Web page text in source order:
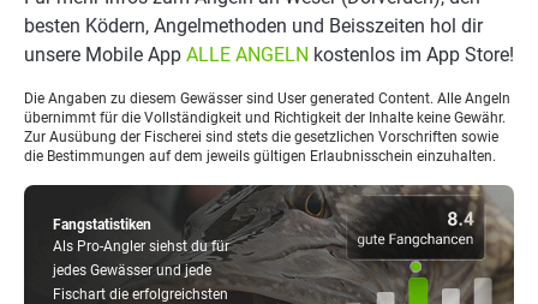
Fangstatistiken
Als Pro-Angler siehst du für
jedes Gewässer und jede
Fischart die erfolgreichsten
besten Ködern, Angelmethoden und Beisszeiten hol dir
unsere Mobile App ALLE ANGELN kostenlos im App Store!
Die Angaben zu diesem Gewässer sind User generated Content. Alle Angeln
übernimmt für die Vollständigkeit und Richtigkeit der Inhalte keine Gewähr.
Zur Ausübung der Fischerei sind stets die gesetzlichen Vorschriften sowie
die Bestimmungen auf dem jeweils gültigen Erlaubnisschein einzuhalten.